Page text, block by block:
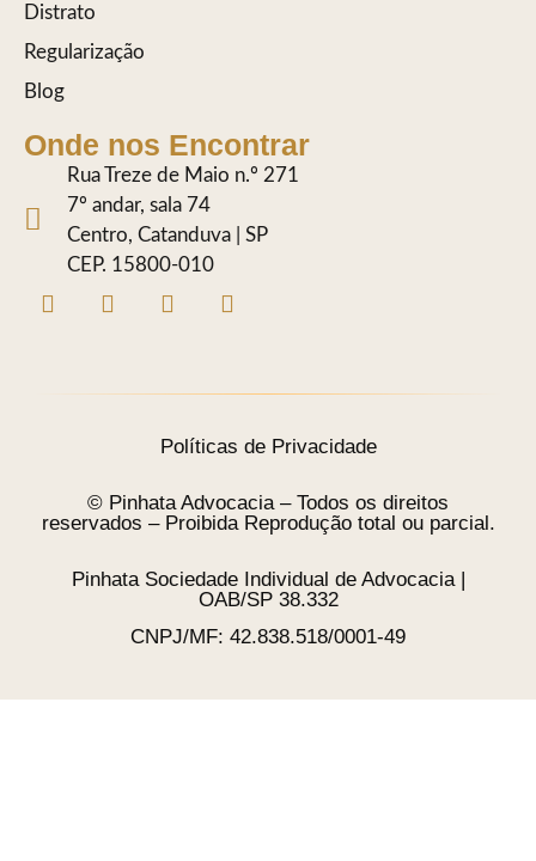
Distrato
Regularização
Blog
Onde nos Encontrar
Rua Treze de Maio n.º 271
7º andar, sala 74
Centro, Catanduva | SP
CEP. 15800-010
Políticas de Privacidade
© Pinhata Advocacia – Todos os direitos
reservados – Proibida Reprodução total ou parcial.
Pinhata Sociedade Individual de Advocacia |
OAB/SP 38.332
CNPJ/MF: 42.838.518/0001-49